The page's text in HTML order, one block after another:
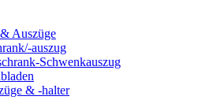
Auszüge
auszug
Schwenkauszug
& -halter